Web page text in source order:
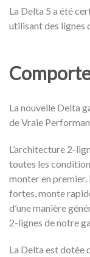
La Delta 5 a été
utilisant des lignes
La nouvelle Delta
de Vraie
L’architecture 2-
toutes les
monter en premier.
fortes, monte
d’une manière
2-lignes de notre
La Delta est dotée